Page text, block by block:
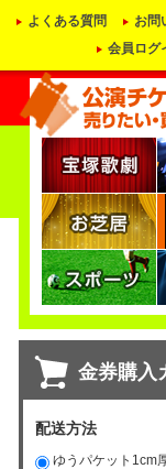
よくある質問 お問
会員ログ
金券購入
配送方法
ゆうパケット1cm